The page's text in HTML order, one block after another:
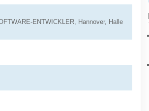
ENTWICKLER, Hannover, Halle